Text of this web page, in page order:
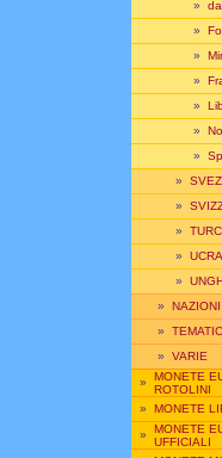
»
»
»
»
»
»
»
»
»
»
»
»
»
»
» VARIE
» MONETE
ROTOLINI
» MONETE
» MONETE
UFFICIALI